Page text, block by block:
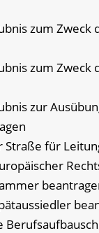
zum Zweck
zum Zweck
zur
Straße für